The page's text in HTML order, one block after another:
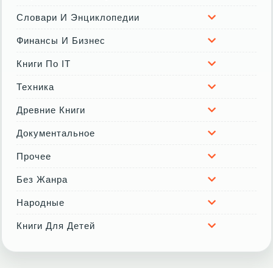
Словари И Энциклопедии
Финансы И Бизнес
Книги По IT
Техника
Древние Книги
Документальное
Прочее
Без Жанра
Народные
Книги Для Детей